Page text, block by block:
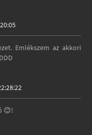
Emlékszem az akkori
😊!